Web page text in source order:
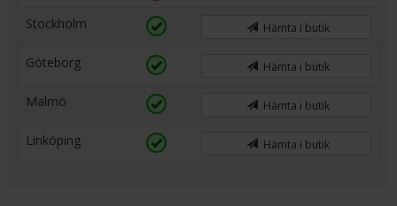
Stockholm Hämta i butik
Göteborg Hämta i butik
Malmö Hämta i butik
Linköping Hämta i butik